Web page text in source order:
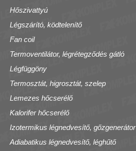
Hőszivattyú
Légszárító, ködtelenítő
Fan coil
Termoventilátor, légrétegződés gátló
Légfüggöny
Termosztát, higrosztát, szelep
Lemezes hőcserélő
Kalorifer hőcserélő
Izotermikus légnedvesítő, gőzgenerátor
Adiabatikus légnedvesítő, léghűtő